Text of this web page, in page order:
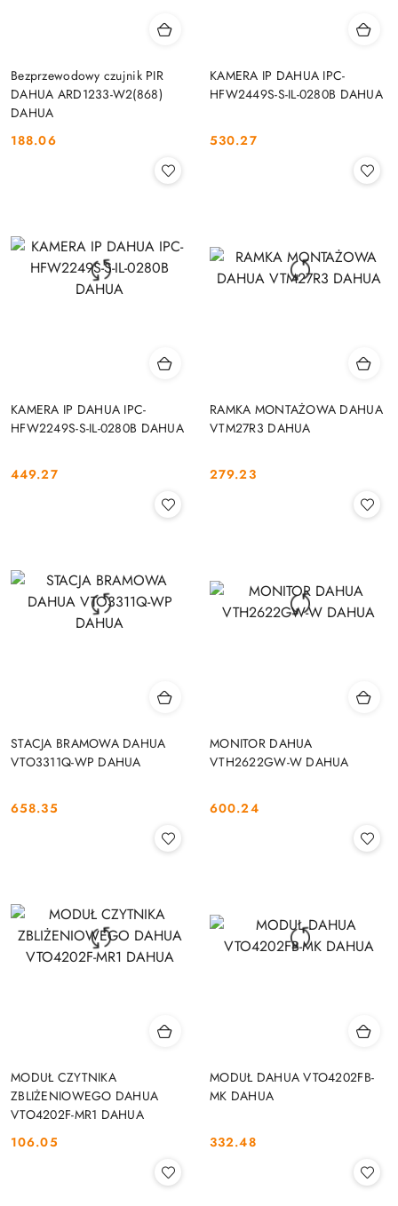
Bezprzewodowy czujnik PIR
DAHUA ARD1233-W2(868)
DAHUA
Cena:
188.06
KAMERA IP DAHUA IPC-
HFW2449S-S-IL-0280B DAHUA
Cena:
530.27
KAMERA IP DAHUA IPC-
HFW2249S-S-IL-0280B DAHUA
Cena:
449.27
RAMKA MONTAŻOWA DAHUA
VTM27R3 DAHUA
Cena:
279.23
STACJA BRAMOWA DAHUA
VTO3311Q-WP DAHUA
Cena:
658.35
MONITOR DAHUA
VTH2622GW-W DAHUA
Cena:
600.24
MODUŁ CZYTNIKA
ZBLIŻENIOWEGO DAHUA
VTO4202F-MR1 DAHUA
Cena:
106.05
MODUŁ DAHUA VTO4202FB-
MK DAHUA
Cena:
332.48